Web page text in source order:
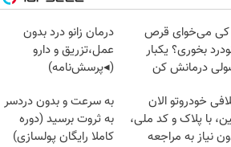
کی می‌خوای قرص
بخوری؟ یکبار
درمانش کن
درمان زانو درد بدون
عمل،تزریق و دارو
(◂پرسش‌نامه)
خودروتو الان
با پلاک و کد ملی،
نیاز به مراجعه
به سرعت و بدون دردسر
به ثروت برسید (دوره
کاملا رایگان پولسازی)